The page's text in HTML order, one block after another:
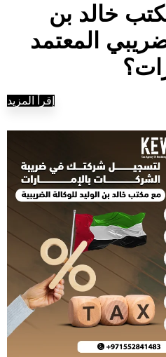
خالد بن
المعتمد
إقرأ المزيد